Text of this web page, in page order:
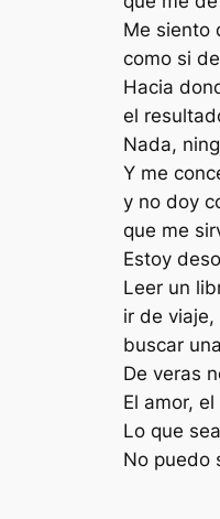
Me siento
como si
Hacia
el
Nada,
Y me
y no doy
que me
Estoy
Leer un
ir de viaje,
buscar
De veras
El amor,
Lo que
No puedo